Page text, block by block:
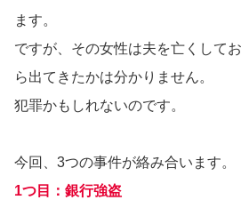
ます。
ですが、その女性は夫を亡くして
ら出てきたかは分かりません。
犯罪かもしれないのです。
今回、3つの事件が絡み合います。
1つ目：銀行強盗